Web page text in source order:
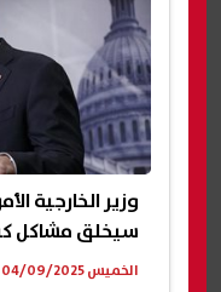
وزير الخارجية
سيخلق مشاكل
الخميس 04/09/2025 09:37 م